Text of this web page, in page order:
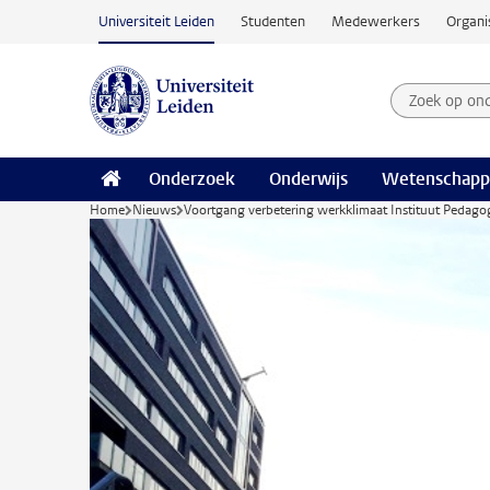
Ga naar hoofdinhoud
Universiteit Leiden Studenten Medewerkers
Zoek op
Zoekterm
Onderzoek Onderwijs
Home Nieuws Voortgang verbetering werkklimaat Instituut